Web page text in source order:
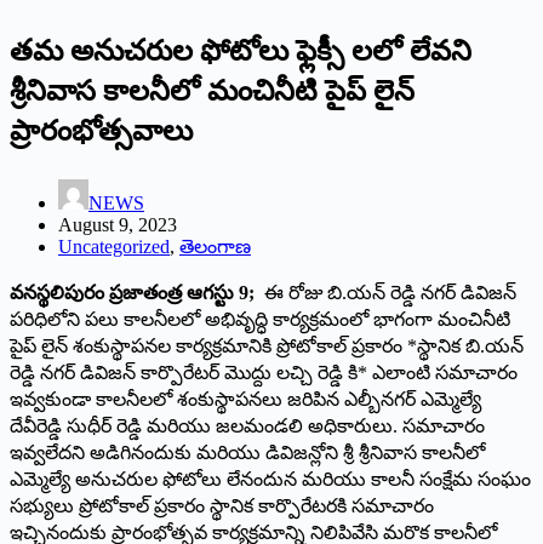
తమ అనుచరుల ఫోటోలు ఫ్లెక్సీ లలో లేవని
శ్రీనివాస కాలనీలో మంచినీటి పైప్ లైన్
ప్రారంభోత్సవాలు
NEWS
August 9, 2023
Uncategorized, తెలంగాణ
వనస్థలిపురం ప్రజాతంత్ర ఆగస్టు 9; ఈ రోజు బి.యన్ రెడ్డి నగర్ డివిజన్
పరిధిలోని పలు కాలనీలలో అభివృద్ధి కార్యక్రమంలో భాగంగా మంచినీటి
పైప్ లైన్ శంకుస్థాపనల కార్యక్రమానికి ప్రోటోకాల్ ప్రకారం *స్థానిక బి.యన్
రెడ్డి నగర్ డివిజన్ కార్పొరేటర్ మొద్దు లచ్చి రెడ్డి కి* ఎలాంటి సమాచారం
ఇవ్వకుండా కాలనీలలో శంకుస్థాపనలు జరిపిన ఎల్బీనగర్ ఎమ్మెల్యే
దేవీరెడ్డి సుధీర్ రెడ్డి మరియు జలమండలి అధికారులు. సమాచారం
ఇవ్వలేదని అడిగినందుకు మరియు డివిజన్లోని శ్రీ శ్రీనివాస కాలనీలో
ఎమ్మెల్యే అనుచరుల ఫోటోలు లేనందున మరియు కాలనీ సంక్షేమ సంఘం
సభ్యులు ప్రోటోకాల్ ప్రకారం స్థానిక కార్పొరేటరకి సమాచారం
ఇచ్చినందుకు ప్రారంభోత్సవ కార్యక్రమాన్ని నిలిపివేసి మరొక కాలనీలో